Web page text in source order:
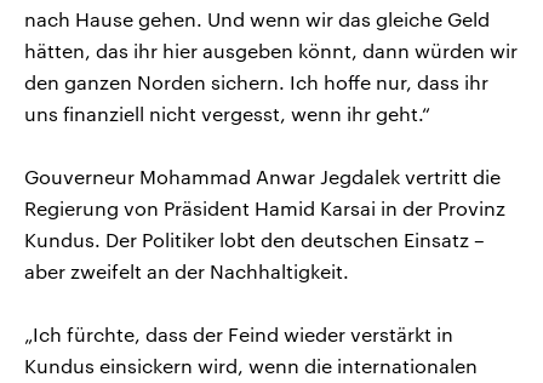
nach Hause gehen. Und wenn wir das gleiche Geld
hätten, das ihr hier ausgeben könnt, dann würden wir
den ganzen Norden sichern. Ich hoffe nur, dass ihr
uns finanziell nicht vergesst, wenn ihr geht.“
Gouverneur Mohammad Anwar Jegdalek vertritt die
Regierung von Präsident Hamid Karsai in der Provinz
Kundus. Der Politiker lobt den deutschen Einsatz –
aber zweifelt an der Nachhaltigkeit.
„Ich fürchte, dass der Feind wieder verstärkt in
Kundus einsickern wird, wenn die internationalen